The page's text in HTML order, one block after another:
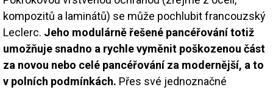
kompozitů a laminátů) se může pochlubit francouzský
Leclerc. Jeho modulárně řešené pancéřování totiž
umožňuje snadno a rychle vyměnit poškozenou část
za novou nebo celé pancéřování za modernější, a to
v polních podmínkách. Přes své jednoznačné